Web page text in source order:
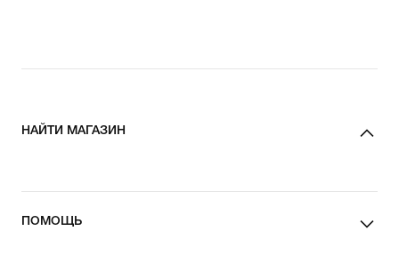
НАЙТИ МАГАЗИН
ПОМОЩЬ